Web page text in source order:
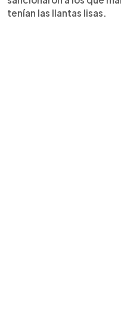
tenían las llantas lisas.